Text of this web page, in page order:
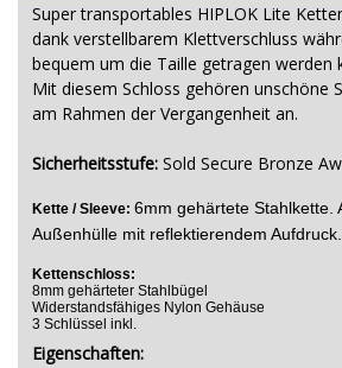
Super transportables HIPLOK Lite
dank verstellbarem Klettverschluss
bequem um die Taille getragen werden
Mit diesem Schloss gehören unschöne
am Rahmen der Vergangenheit an.
Sicherheitsstufe: Sold Secure Bronze
Kette / Sleeve: 6mm gehärtete Stahlkette.
Außenhülle mit reflektierendem Aufdruck.
Kettenschloss:
8mm gehärteter Stahlbügel
Widerstandsfähiges Nylon Gehäuse
3 Schlüssel inkl.
Eigenschaften: